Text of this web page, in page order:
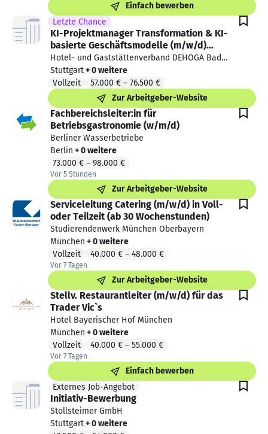
Einfach bewerben
Letzte Chance
KI-Projektmanager Transformation & KI-
basierte Geschäftsmodelle (m/w/d)
Hotellerie & Gastronomie
Hotel- und Gaststättenverband DEHOGA Baden
-Württemberg e.V.
Stuttgart+ 0 weitere
Vollzeit
57.000 € – 76.500 €
Zur Arbeitgeber-Website
Fachbereichsleiter:in für
Betriebsgastronomie (w/m/d)
Berliner Wasserbetriebe
Berlin + 0 weitere
73.000 € – 98.000 €
Vor 5 Stunden
Vor 5 Stunden veröffentlicht
Zur Arbeitgeber-Website
Serviceleitung Catering (m/w/d) in Voll-
oder Teilzeit (ab 30 Wochenstunden)
Studierendenwerk München Oberbayern
München + 0 weitere
Vollzeit
40.000 € – 48.000 €
Vor 7 Tagen
Vor 7 Tagen veröffentlicht
Zur Arbeitgeber-Website
Stellv. Restaurantleiter (m/w/d) für das
Trader Vic`s
Hotel Bayerischer Hof München
München + 0 weitere
Vollzeit
40.000 € – 55.000 €
Vor 7 Tagen
Vor 7 Tagen veröffentlicht
Einfach bewerben
Externes Job-Angebot
Externes Job-Angebot. Von einem Partner.
Initiativ-Bewerbung
Stollsteimer GmbH
Stuttgart+ 0 weitere